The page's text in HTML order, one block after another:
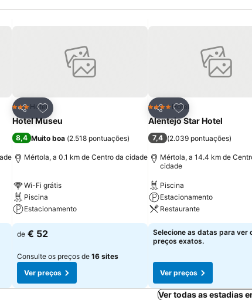
Partilhar
Adicionar aos favoritos
3 Estrelas
Hotel
Hotel Museu
8,4 Muito boa (2.518 pontuações)
Mértola, a 0.1 km de Centro da cidade
Wi-Fi grátis
Piscina
Estacionamento
de € 52
Consulte os preços de 16 sites
Ver preços
Partilhar
Adicionar aos
4 EstrelasHotel
Alentejo Star Hotel
7,4 (2.039 pontuações)
Mértola, a 14.4 km de
cidade
Piscina
Estacionamento
Restaurante
Selecione as datas para ver
preços exatos.
Ver preços
Ver todas as estadias